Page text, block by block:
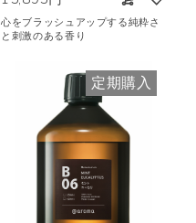
心をブラッシュアップする純粋さ
と刺激のある香り
定期購入